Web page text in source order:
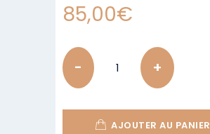
85,00€
Quantity
AJOUTER AU PANIER